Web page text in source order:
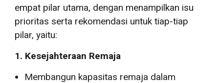
empat pilar utama, dengan menampilkan isu
prioritas serta rekomendasi untuk tiap-tiap
pilar, yaitu:
1. Kesejahteraan Remaja
Membangun kapasitas remaja dalam